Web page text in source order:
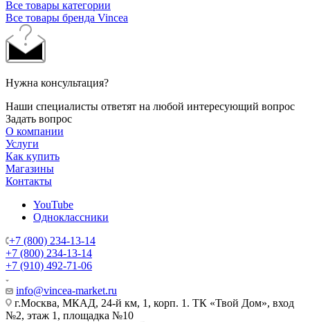
Все товары категории
Все товары бренда Vincea
Нужна консультация?
Наши специалисты ответят на любой интересующий вопрос
Задать вопрос
О компании
Услуги
Как купить
Магазины
Контакты
YouTube
Одноклассники
+7 (800) 234-13-14
+7 (800) 234-13-14
+7 (910) 492-71-06
info@vincea-market.ru
г.Москва, МКАД, 24-й км, 1, корп. 1. ТК «Твой Дом», вход
№2, этаж 1, площадка №10